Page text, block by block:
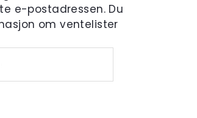
e-postadressen. Du
om ventelister